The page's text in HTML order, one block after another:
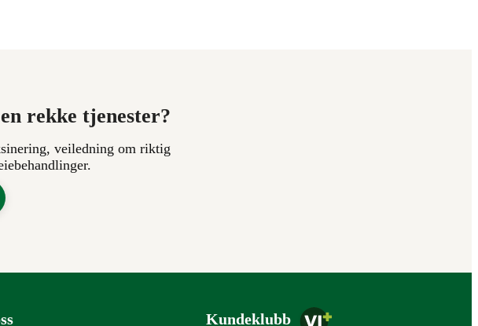
rekke tjenester?
veiledning om riktig
Kundeklubb